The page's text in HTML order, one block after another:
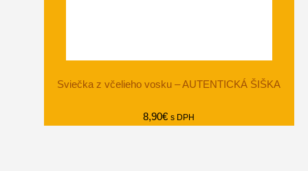
Sviečka z včelieho vosku – AUTENTICKÁ ŠIŠKA
8,90€ s DPH